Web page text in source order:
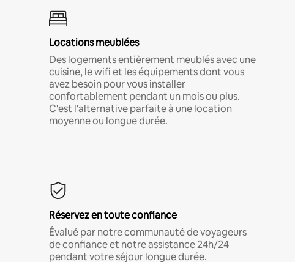
Locations meublées
Des logements entièrement meublés avec une
cuisine, le wifi et les équipements dont vous
avez besoin pour vous installer
confortablement pendant un mois ou plus.
C'est l'alternative parfaite à une location
moyenne ou longue durée.
Réservez en toute confiance
Évalué par notre communauté de voyageurs
de confiance et notre assistance 24h/24
pendant votre séjour longue durée.